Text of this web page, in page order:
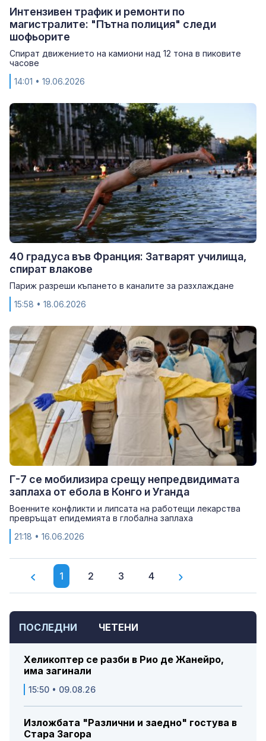
Интензивен трафик и ремонти по
магистралите: "Пътна полиция" следи
шофьорите
Спират движението на камиони над 12 тона в пиковите
часове
14:01 • 19.06.2026
40 градуса във Франция: Затварят училища,
спират влакове
Париж разреши къпането в каналите за разхлаждане
15:58 • 18.06.2026
Г-7 се мобилизира срещу непредвидимата
заплаха от ебола в Конго и Уганда
Военните конфликти и липсата на работещи лекарства
превръщат епидемията в глобална заплаха
21:18 • 16.06.2026
1 2 3 4
ПОСЛЕДНИ ЧЕТЕНИ
Хеликоптер се разби в Рио де Жанейро,
има загинали
15:50 • 09.08.26
Изложбата "Различни и заедно" гостува в
Стара Загора